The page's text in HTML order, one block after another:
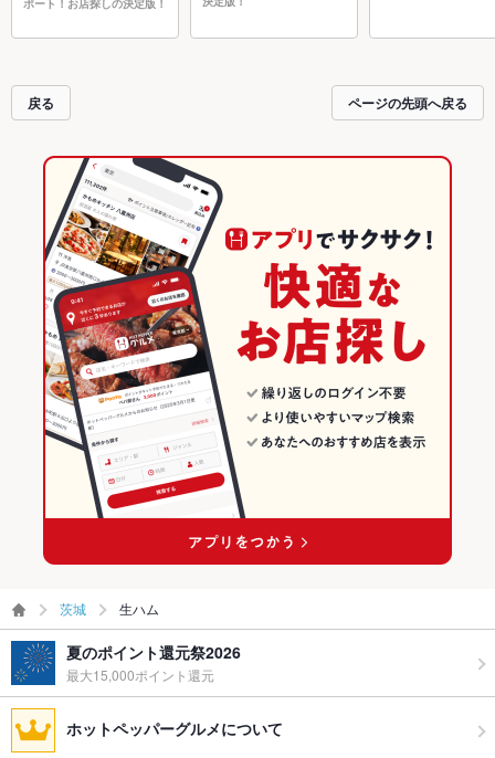
ポート！お店探しの決定版！
戻る ページの先頭へ戻る
茨城 生ハム
夏のポイント還元祭2026
最大15,000ポイント還元
ホットペッパーグルメについて